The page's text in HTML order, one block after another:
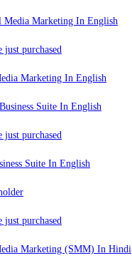
just purchased
Marketing In English
just purchased
Suite In English
just purchased
Marketing (SMM) In Hindi